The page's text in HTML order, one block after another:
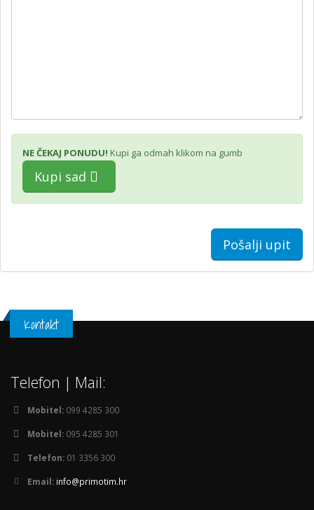
NE ČEKAJ PONUDU! Kupi ga odmah klikom na gumb
Kupi sad
Pošalji upit
Kontakt
Telefon | Mail:
Mobitel: 099 4285 300
Mobitel: 095 4285 301
Telefon: 01 3356 300
Email: info@primotim.hr